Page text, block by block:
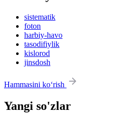
sistematik
foton
harbiy-havo
tasodifiylik
kislorod
jinsdosh
Hammasini ko‘rish
Yangi so'zlar